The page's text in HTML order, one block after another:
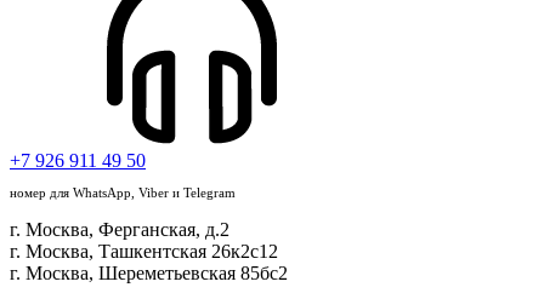
+7 926 911 49 50
номер для WhatsApp, Viber и Telegram
г. Москва, Ферганская, д.2
г. Москва, Ташкентская 26к2с12
г. Москва, Шереметьевская 85бс2